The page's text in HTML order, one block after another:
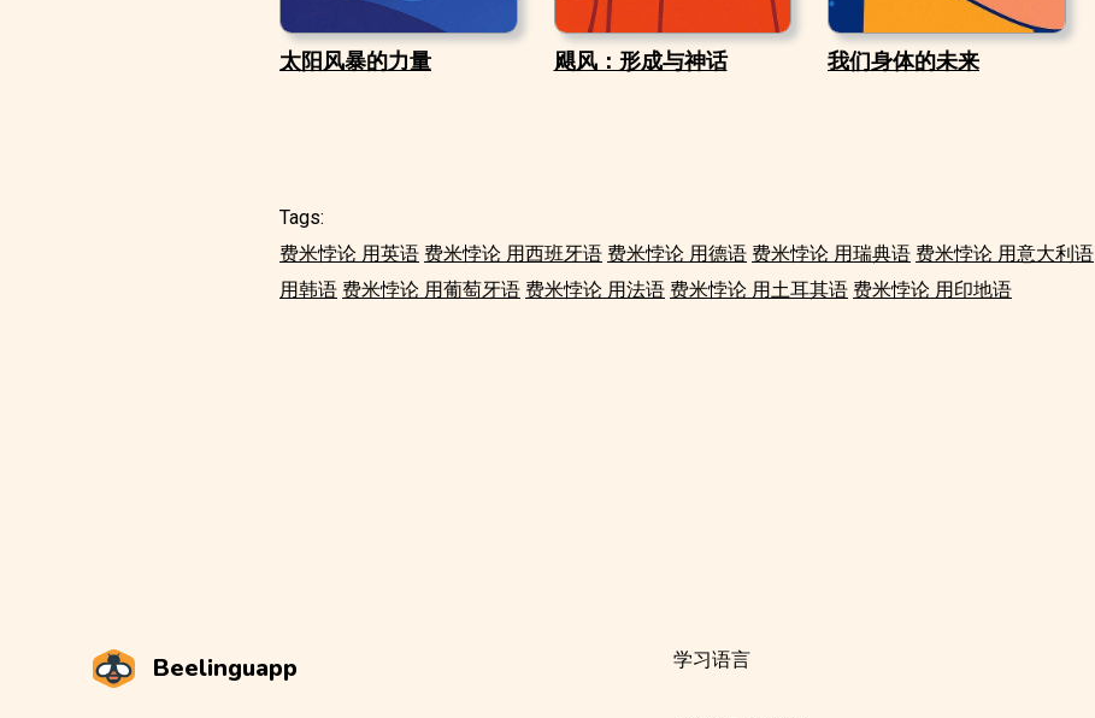
太阳风暴的力量 飓风：形成与神话 我们身体的未来
Tags:
费米悖论 用英语 费米悖论 用西班牙语 费米悖论 用德语 费米悖论 用瑞典语 费米悖论 用意大利语
用韩语 费米悖论 用葡萄牙语 费米悖论 用法语 费米悖论 用土耳其语 费米悖论 用印地语
Beelinguapp 学习语言